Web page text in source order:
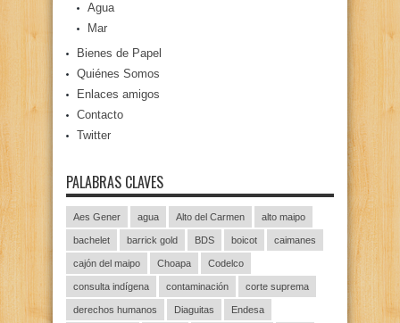
Agua
Mar
Bienes de Papel
Quiénes Somos
Enlaces amigos
Contacto
Twitter
PALABRAS CLAVES
Aes Gener agua Alto del Carmen alto maipo
bachelet barrick gold BDS boicot caimanes
cajón del maipo Choapa Codelco
consulta indígena contaminación corte suprema
derechos humanos Diaguitas Endesa